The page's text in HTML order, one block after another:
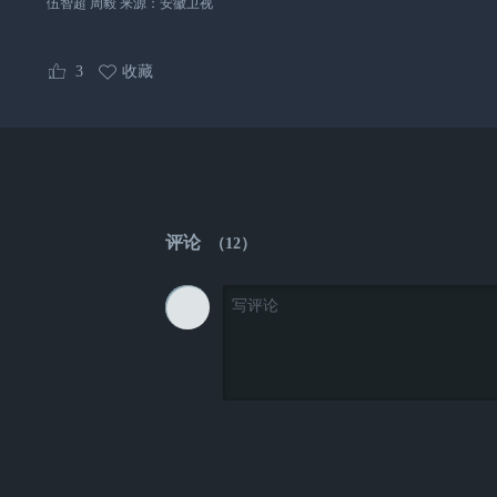
伍智超 周毅 来源：安徽卫视
3 收藏
评论 （12）